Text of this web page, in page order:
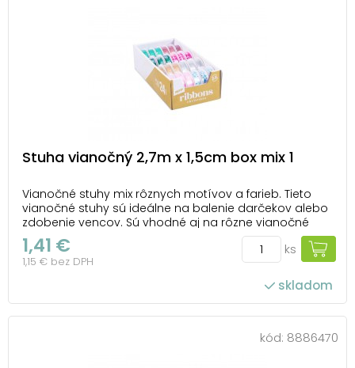
Stuha vianočný 2,7m x 1,5cm box mix 1
Vianočné stuhy mix rôznych motívov a farieb. Tieto
vianočné stuhy sú ideálne na balenie darčekov alebo
zdobenie vencov. Sú vhodné aj na rôzne vianočné
dekorácie. BALENIE OBSAHUJE: - 24 vianočných stúh
Motív: zmes vianočných motívov Všetkých 24 kusov je
zabalených v krabici. Cena je...
1,41 €
1,15 € bez DPH
ks
skladom
kód: 8886470